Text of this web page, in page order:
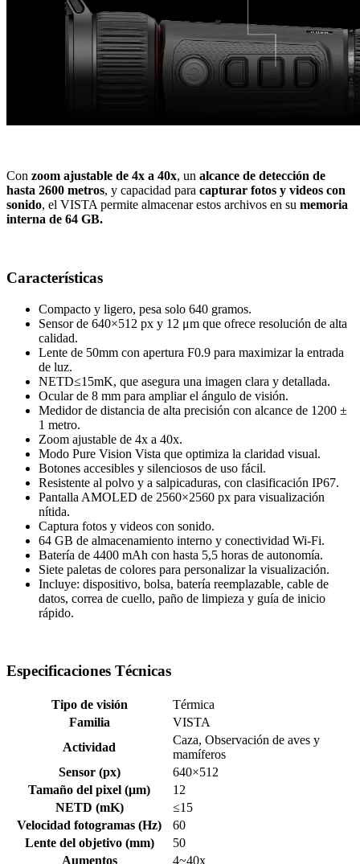
Con zoom ajustable de 4x a 40x, un alcance de detección de
hasta 2600 metros, y capacidad para capturar fotos y videos con
sonido, el VISTA permite almacenar estos archivos en su memoria
interna de 64 GB.
Características
Compacto y ligero, pesa solo 640 gramos.
Sensor de 640×512 px y 12 μm que ofrece resolución de alta
calidad.
Lente de 50mm con apertura F0.9 para maximizar la entrada
de luz.
NETD≤15mK, que asegura una imagen clara y detallada.
Ocular de 8 mm para ampliar el ángulo de visión.
Medidor de distancia de alta precisión con alcance de 1200 ±
1 metro.
Zoom ajustable de 4x a 40x.
Modo Pure Vision Vista que optimiza la claridad visual.
Botones accesibles y silenciosos de uso fácil.
Resistente al polvo y a salpicaduras, con clasificación IP67.
Pantalla AMOLED de 2560×2560 px para visualización
nítida.
Captura fotos y videos con sonido.
64 GB de almacenamiento interno y conectividad Wi-Fi.
Batería de 4400 mAh con hasta 5,5 horas de autonomía.
Siete paletas de colores para personalizar la visualización.
Incluye: dispositivo, bolsa, batería reemplazable, cable de
datos, correa de cuello, paño de limpieza y guía de inicio
rápido.
Especificaciones Técnicas
Tipo de visión
Térmica
Familia
VISTA
Actividad
Caza, Observación de aves y
mamíferos
Sensor (px)
640×512
Tamaño del pixel (μm)
12
NETD (mK)
≤15
Velocidad fotogramas (Hz)
60
Lente del objetivo (mm)
50
Aumentos
4~40x